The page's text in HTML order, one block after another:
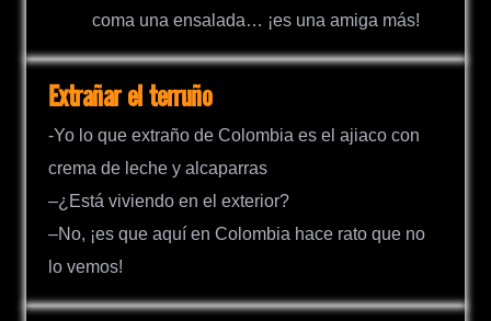
coma una ensalada… ¡es una amiga más!
Extrañar el terruño
-Yo lo que extraño de Colombia es el ajiaco con
crema de leche y alcaparras
–¿Está viviendo en el exterior?
–No, ¡es que aquí en Colombia hace rato que no
lo vemos!